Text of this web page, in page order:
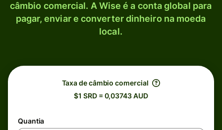
câmbio comercial. A Wise é a conta global para
pagar, enviar e converter dinheiro na moeda
local.
Taxa de câmbio comercial
$1 SRD = 0,03743 AUD
Quantia